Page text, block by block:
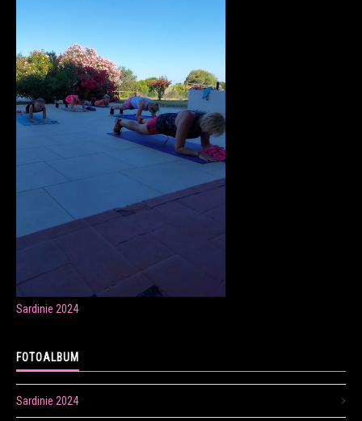
CENÍK
ONLINE LEKCE CVIČENÍ
Sardinie 2024
FOTOALBUM
Sardinie 2024